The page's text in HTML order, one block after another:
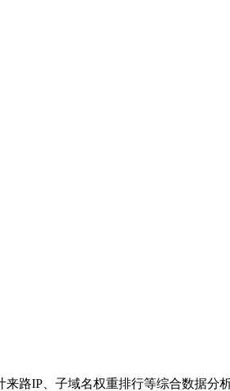
路IP、子域名权重排行等综合数据分析